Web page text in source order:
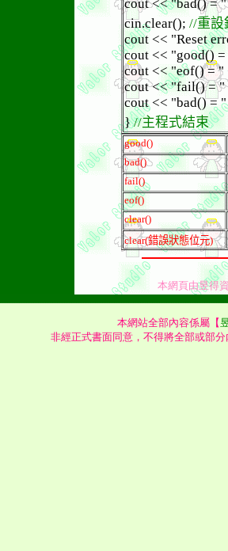
cout << "bad() =
cin.clear(); //重設
cout << "Reset
cout << "good()
cout << "eof() =
cout << "fail() =
cout << "bad() =
}//主程式結束
good()
bad()
fail()
eof()
clear()
clear(錯誤狀態位元)
本網頁由昱得
本網站全部內容係屬【
非經正式書面同意，不得將全部或部